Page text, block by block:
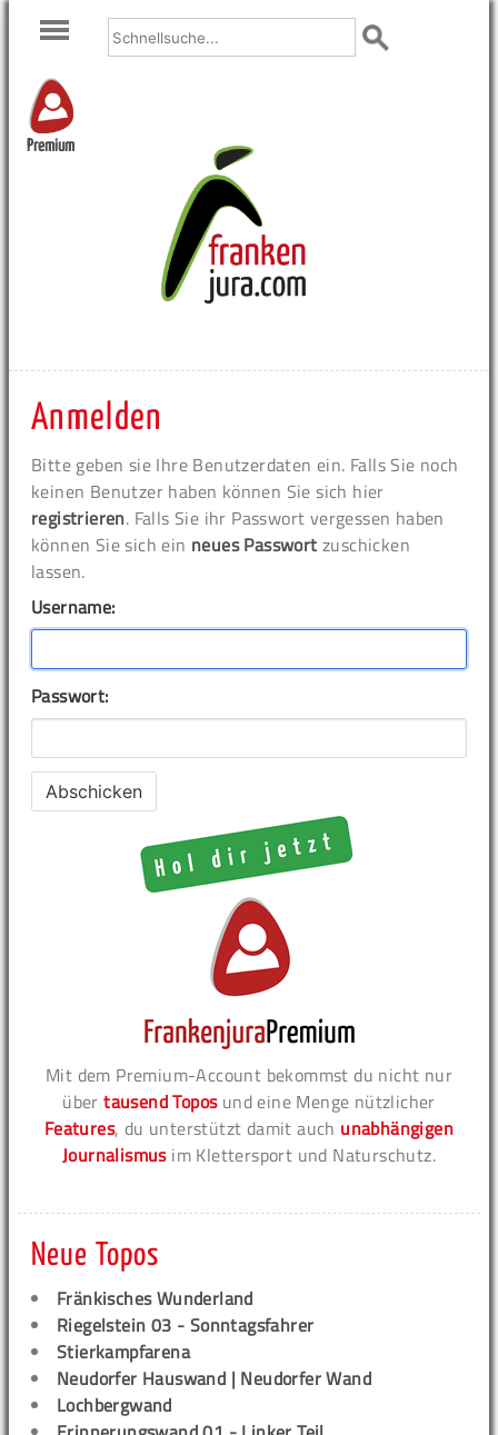
Premium
Anmelden
Bitte geben sie Ihre Benutzerdaten ein. Falls Sie noch
keinen Benutzer haben können Sie sich hier
registrieren. Falls Sie ihr Passwort vergessen haben
können Sie sich ein neues Passwort zuschicken
lassen.
Username:
Passwort:
Mit dem Premium-Account bekommst du nicht nur
übertausend Toposund eine Menge nützlicher
Features, du unterstützt damit auch unabhängigen
Journalismusim Klettersport und Naturschutz.
Neue Topos
Fränkisches Wunderland
Riegelstein 03 - Sonntagsfahrer
Stierkampfarena
Neudorfer Hauswand | Neudorfer Wand
Lochbergwand